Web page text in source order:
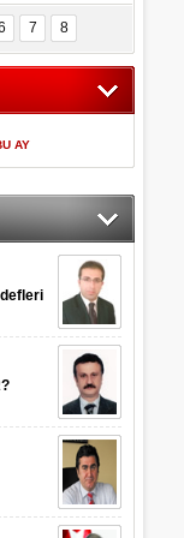
milletvekilinin
listesi
7 8
AY